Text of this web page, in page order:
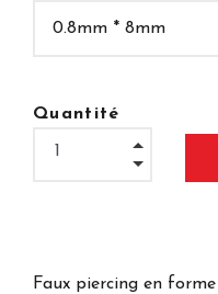
Quantité
Faux piercing en